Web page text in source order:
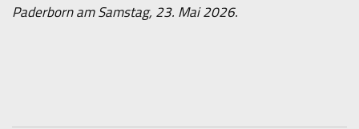
Paderborn am Samstag, 23. Mai 2026.